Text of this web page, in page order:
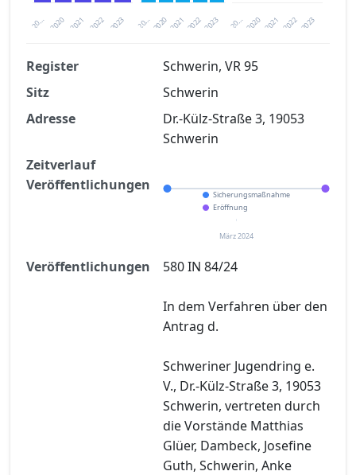
20… 2021 2023
2020 2022 20… 2021 2023
2020 2022 20… 2021 2023
2020 2022
Finanzkennzahlen nach kostenloser
Registrierung verfügbar
Jetzt kostenlos registrieren
Register
Schwerin, VR 95
Sitz
Schwerin
Adresse
Dr.-Külz-Straße 3, 19053
Schwerin
Zeitverlauf
Veröffentlichungen
Sicherungsmaßnahme
Eröffnung
März 2024
Veröffentlichungen 580 IN 84/24
In dem Verfahren über den
Antrag d.
Schweriner Jugendring e.
V., Dr.-Külz-Straße 3, 19053
Schwerin, vertreten durch
die Vorstände Matthias
Glüer, Dambeck, Josefine
Guth, Schwerin, Anke